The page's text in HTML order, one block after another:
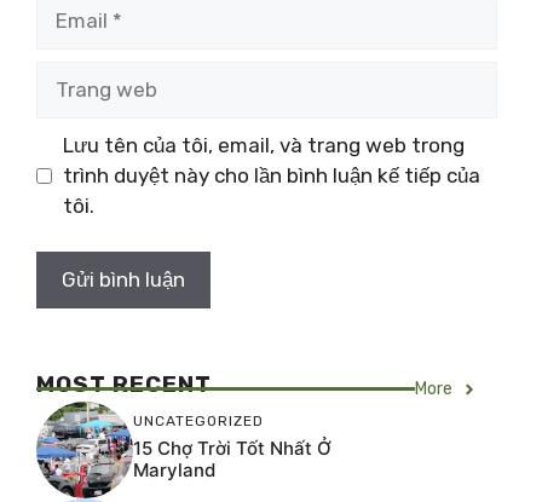
web
Lưu tên của tôi, email, và trang web trong
trình duyệt này cho lần bình luận kế tiếp của
tôi.
MOST RECENT More
UNCATEGORIZED
15 Chợ Trời Tốt Nhất Ở
Maryland